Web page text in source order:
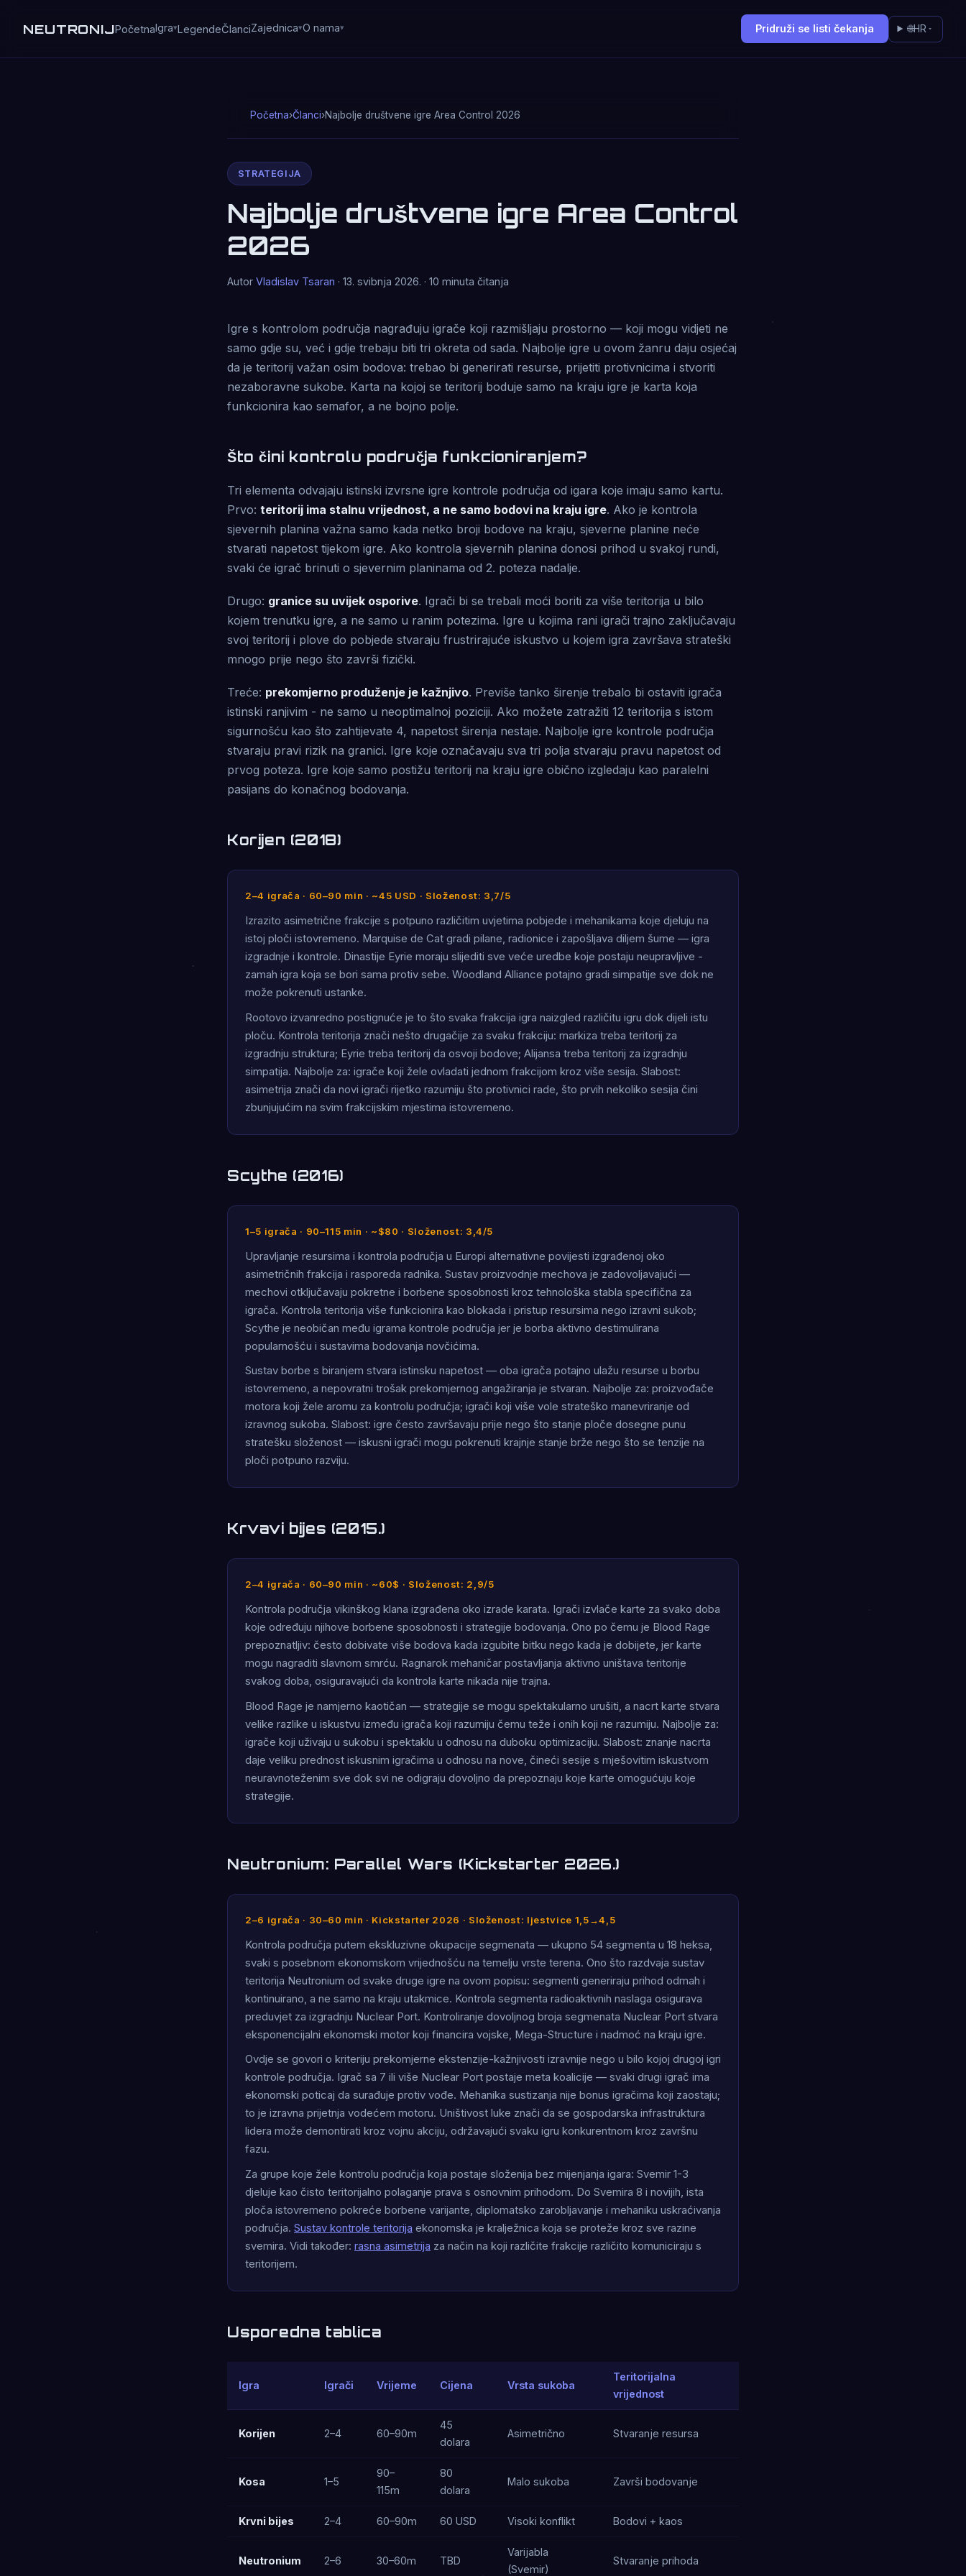
NEUTRONIJPočetnaIgra LegendeČlanciZajednica O nama Pridruži se listi čekanja 🌐HR
Početna›Članci›Najbolje društvene igre Area Control 2026
STRATEGIJA
Najbolje društvene igre Area Control
2026
Autor Vladislav Tsaran · 13. svibnja 2026. · 10 minuta čitanja
Igre s kontrolom područja nagrađuju igrače koji razmišljaju prostorno — koji mogu vidjeti ne
samo gdje su, već i gdje trebaju biti tri okreta od sada. Najbolje igre u ovom žanru daju osjećaj
da je teritorij važan osim bodova: trebao bi generirati resurse, prijetiti protivnicima i stvoriti
nezaboravne sukobe. Karta na kojoj se teritorij boduje samo na kraju igre je karta koja
funkcionira kao semafor, a ne bojno polje.
Što čini kontrolu područja funkcioniranjem?
Tri elementa odvajaju istinski izvrsne igre kontrole područja od igara koje imaju samo kartu.
Prvo: teritorij ima stalnu vrijednost, a ne samo bodovi na kraju igre. Ako je kontrola
sjevernih planina važna samo kada netko broji bodove na kraju, sjeverne planine neće
stvarati napetost tijekom igre. Ako kontrola sjevernih planina donosi prihod u svakoj rundi,
svaki će igrač brinuti o sjevernim planinama od 2. poteza nadalje.
Drugo: granice su uvijek osporive. Igrači bi se trebali moći boriti za više teritorija u bilo
kojem trenutku igre, a ne samo u ranim potezima. Igre u kojima rani igrači trajno zaključavaju
svoj teritorij i plove do pobjede stvaraju frustrirajuće iskustvo u kojem igra završava strateški
mnogo prije nego što završi fizički.
Treće: prekomjerno produženje je kažnjivo. Previše tanko širenje trebalo bi ostaviti igrača
istinski ranjivim - ne samo u neoptimalnoj poziciji. Ako možete zatražiti 12 teritorija s istom
sigurnošću kao što zahtijevate 4, napetost širenja nestaje. Najbolje igre kontrole područja
stvaraju pravi rizik na granici. Igre koje označavaju sva tri polja stvaraju pravu napetost od
prvog poteza. Igre koje samo postižu teritorij na kraju igre obično izgledaju kao paralelni
pasijans do konačnog bodovanja.
Korijen (2018)
2–4 igrača · 60–90 min · ~45 USD · Složenost: 3,7/5
Izrazito asimetrične frakcije s potpuno različitim uvjetima pobjede i mehanikama koje djeluju na
istoj ploči istovremeno. Marquise de Cat gradi pilane, radionice i zapošljava diljem šume — igra
izgradnje i kontrole. Dinastije Eyrie moraju slijediti sve veće uredbe koje postaju neupravljive -
zamah igra koja se bori sama protiv sebe. Woodland Alliance potajno gradi simpatije sve dok ne
može pokrenuti ustanke.
Rootovo izvanredno postignuće je to što svaka frakcija igra naizgled različitu igru dok dijeli istu
ploču. Kontrola teritorija znači nešto drugačije za svaku frakciju: markiza treba teritorij za
izgradnju struktura; Eyrie treba teritorij da osvoji bodove; Alijansa treba teritorij za izgradnju
simpatija. Najbolje za: igrače koji žele ovladati jednom frakcijom kroz više sesija. Slabost:
asimetrija znači da novi igrači rijetko razumiju što protivnici rade, što prvih nekoliko sesija čini
zbunjujućim na svim frakcijskim mjestima istovremeno.
Scythe (2016)
1–5 igrača · 90–115 min · ~$80 · Složenost: 3,4/5
Upravljanje resursima i kontrola područja u Europi alternativne povijesti izgrađenoj oko
asimetričnih frakcija i rasporeda radnika. Sustav proizvodnje mechova je zadovoljavajući —
mechovi otključavaju pokretne i borbene sposobnosti kroz tehnološka stabla specifična za
igrača. Kontrola teritorija više funkcionira kao blokada i pristup resursima nego izravni sukob;
Scythe je neobičan među igrama kontrole područja jer je borba aktivno destimulirana
popularnošću i sustavima bodovanja novčićima.
Sustav borbe s biranjem stvara istinsku napetost — oba igrača potajno ulažu resurse u borbu
istovremeno, a nepovratni trošak prekomjernog angažiranja je stvaran. Najbolje za: proizvođače
motora koji žele aromu za kontrolu područja; igrači koji više vole strateško manevriranje od
izravnog sukoba. Slabost: igre često završavaju prije nego što stanje ploče dosegne punu
stratešku složenost — iskusni igrači mogu pokrenuti krajnje stanje brže nego što se tenzije na
ploči potpuno razviju.
Krvavi bijes (2015.)
2–4 igrača · 60–90 min · ~60$ · Složenost: 2,9/5
Kontrola područja vikinškog klana izgrađena oko izrade karata. Igrači izvlače karte za svako doba
koje određuju njihove borbene sposobnosti i strategije bodovanja. Ono po čemu je Blood Rage
prepoznatljiv: često dobivate više bodova kada izgubite bitku nego kada je dobijete, jer karte
mogu nagraditi slavnom smrću. Ragnarok mehaničar postavljanja aktivno uništava teritorije
svakog doba, osiguravajući da kontrola karte nikada nije trajna.
Blood Rage je namjerno kaotičan — strategije se mogu spektakularno urušiti, a nacrt karte stvara
velike razlike u iskustvu između igrača koji razumiju čemu teže i onih koji ne razumiju. Najbolje za:
igrače koji uživaju u sukobu i spektaklu u odnosu na duboku optimizaciju. Slabost: znanje nacrta
daje veliku prednost iskusnim igračima u odnosu na nove, čineći sesije s mješovitim iskustvom
neuravnoteženim sve dok svi ne odigraju dovoljno da prepoznaju koje karte omogućuju koje
strategije.
Neutronium: Parallel Wars (Kickstarter 2026.)
2–6 igrača · 30–60 min · Kickstarter 2026 · Složenost: ljestvice 1,5→4,5
Kontrola područja putem ekskluzivne okupacije segmenata — ukupno 54 segmenta u 18 heksa,
svaki s posebnom ekonomskom vrijednošću na temelju vrste terena. Ono što razdvaja sustav
teritorija Neutronium od svake druge igre na ovom popisu: segmenti generiraju prihod odmah i
kontinuirano, a ne samo na kraju utakmice. Kontrola segmenta radioaktivnih naslaga osigurava
preduvjet za izgradnju Nuclear Port. Kontroliranje dovoljnog broja segmenata Nuclear Port stvara
eksponencijalni ekonomski motor koji financira vojske, Mega-Structure i nadmoć na kraju igre.
Ovdje se govori o kriteriju prekomjerne ekstenzije-kažnjivosti izravnije nego u bilo kojoj drugoj igri
kontrole područja. Igrač sa 7 ili više Nuclear Port postaje meta koalicije — svaki drugi igrač ima
ekonomski poticaj da surađuje protiv vođe. Mehanika sustizanja nije bonus igračima koji zaostaju;
to je izravna prijetnja vodećem motoru. Uništivost luke znači da se gospodarska infrastruktura
lidera može demontirati kroz vojnu akciju, održavajući svaku igru konkurentnom kroz završnu
fazu.
Za grupe koje žele kontrolu područja koja postaje složenija bez mijenjanja igara: Svemir 1-3
djeluje kao čisto teritorijalno polaganje prava s osnovnim prihodom. Do Svemira 8 i novijih, ista
ploča istovremeno pokreće borbene varijante, diplomatsko zarobljavanje i mehaniku uskraćivanja
područja. Sustav kontrole teritorija ekonomska je kralježnica koja se proteže kroz sve razine
svemira. Vidi također: rasna asimetrija za način na koji različite frakcije različito komuniciraju s
teritorijem.
Usporedna tablica
Igra Igrači Vrijeme Cijena Vrsta sukoba
Teritorijalna
vrijednost
Korijen 2–4 60–90m
45
dolara
Asimetrično Stvaranje resursa
Kosa 1–5
90–
115m
80
dolara
Malo sukoba Završi bodovanje
Krvni bijes 2–4 60–90m 60 USD Visoki konflikt Bodovi + kaos
Neutronium 2–6 30–60m TBD
Varijabla
(Svemir)
Stvaranje prihoda